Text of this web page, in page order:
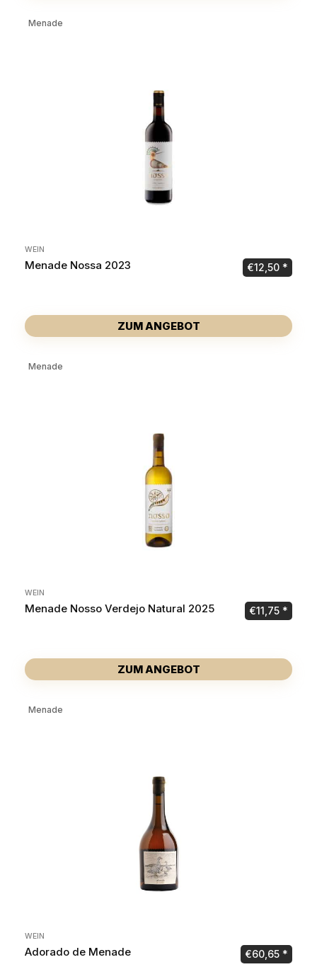
Menade
WEIN
Menade Nossa 2023 €12,50
ZUM ANGEBOT
Menade
WEIN
Menade Nosso Verdejo Natural 2025 €11,75
ZUM ANGEBOT
Menade
WEIN
Adorado de Menade €60,65